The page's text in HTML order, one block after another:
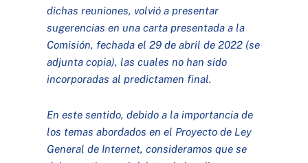
dichas reuniones, volvió a presentar
sugerencias en una carta presentada a la
Comisión, fechada el 29 de abril de 2022 (se
adjunta copia), las cuales no han sido
incorporadas al predictamen final.
En este sentido, debido a la importancia de
los temas abordados en el Proyecto de Ley
General de Internet, consideramos que se